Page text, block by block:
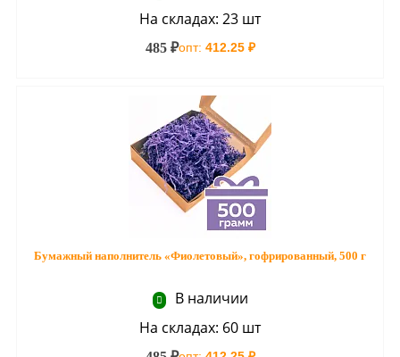
На складах: 23 шт
485 ₽опт: 412.25 ₽
Бумажный наполнитель «Фиолетовый», гофрированный, 500 г
В наличии
На складах: 60 шт